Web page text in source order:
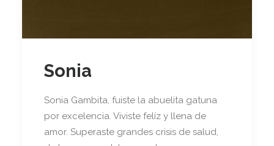
Sonia
Sonia Gambita, fuiste la abuelita gatuna
por excelencia. Viviste felíz y llena de
amor. Superaste grandes crisis de salud,